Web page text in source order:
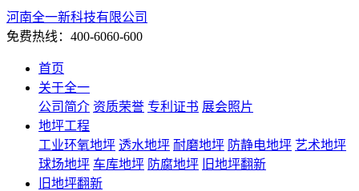
河南全一新科技有限公司
免费热线：400-6060-600
首页
关于全一
公司简介 资质荣誉 专利证书 展会照片
地坪工程
工业环氧地坪 透水地坪 耐磨地坪 防静电地坪 艺术地坪
球场地坪 车库地坪 防腐地坪 旧地坪翻新
旧地坪翻新